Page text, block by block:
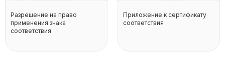
Разрешение на право
применения знака
соответствия
Приложение к сертификату
соответствия